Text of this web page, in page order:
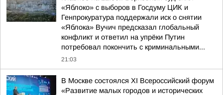
«Яблоко» с выборов в Госдуму ЦИК и
Генпрокуратура поддержали иск о снятии
«Яблока» Вучич предсказал глобальный
конфликт и ответил на упрёки Путин
потребовал покончить с криминальными...
21:03
В Москве состоялся XI Всероссийский форум
«Развитие малых городов и исторических